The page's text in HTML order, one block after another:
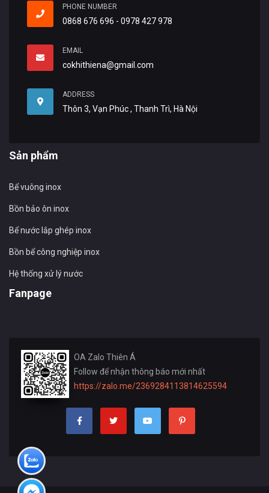
PHONE NUMBER
0868 676 696 - 0978 427 978
EMAIL
cokhithiena@gmail.com
ADDRESS
Thôn 3, Vạn Phúc , Thanh Trì, Hà Nội
Sản phẩm
Bể vuông inox
Bồn bảo ôn inox
Bể nước lắp ghép inox
Bồn bể công nghiệp inox
Hệ thống xử lý nước
Fanpage
OA Zalo Thiên Á
Follow để nhận thông báo mới nhất
https://zalo.me/2369284113814625594